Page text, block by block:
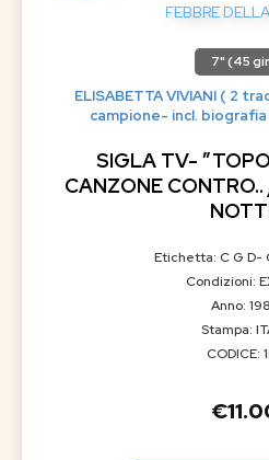
7" (45
ELISABETTA VIVIANI ( 2
campione- incl.
SIGLA TV-
CANZONE
Etichetta: C G D-
Condizioni:
Anno:
Stampa:
CODICE:
€